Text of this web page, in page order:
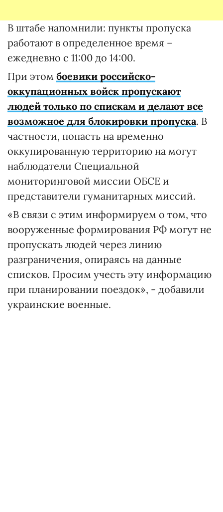
В штабе напомнили: пункты пропуска
работают в определенное время –
ежедневно с 11:00 до 14:00.
При этом боевики российско-
оккупационных войск пропускают
людей только по спискам и делают все
возможное для блокировки пропуска. В
частности, попасть на временно
оккупированную территорию на могут
наблюдатели Специальной
мониторинговой миссии ОБСЕ и
представители гуманитарных миссий.
«В связи с этим информируем о том, что
вооруженные формирования РФ могут не
пропускать людей через линию
разграничения, опираясь на данные
списков. Просим учесть эту информацию
при планировании поездок», - добавили
украинские военные.